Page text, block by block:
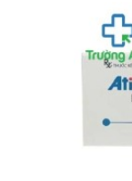
Hộp
Nhà
Sản